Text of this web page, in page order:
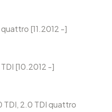
quattro [11.2012 -]
TDI [10.2012 -]
TDI, 2.0 TDI quattro